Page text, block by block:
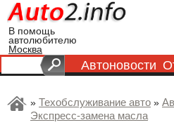
В помощь
автолюбителю
Москва
Автоновости
» Техобслуживание авто »
Экспресс-замена масла